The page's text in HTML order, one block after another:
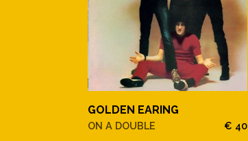
GOLDEN EARING
ON A DOUBLE € 40